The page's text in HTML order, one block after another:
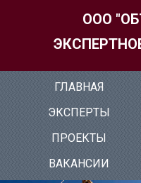
ООО
ГЛАВ­НАЯ
ЭК­СПЕР­ТЫ
ПРО­ЕК­ТЫ
ВА­КАН­СИИ